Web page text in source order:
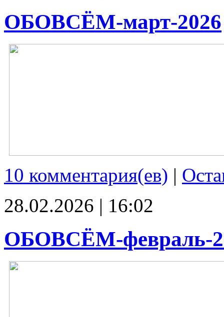
ОБОВСЁМ-март-2026
10 комментария(ев) |
28.02.2026 | 16:02
ОБОВСЁМ-февраль-